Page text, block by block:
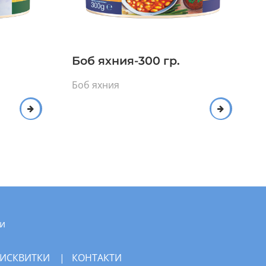
Боб яхния-300 гр.
Боб яхния
| КОНТАКТИ